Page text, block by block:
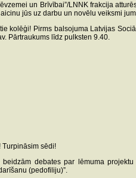
un Brīvībai”/LNNK frakcija
jūs uz darbu un novēlu veiksmi
kolēģi! Pirms balsojuma Latvijas
Pārtraukums līdz pulksten 9.40.
Turpināsim sēdi!
debates par lēmuma
(pedofiliju)”.